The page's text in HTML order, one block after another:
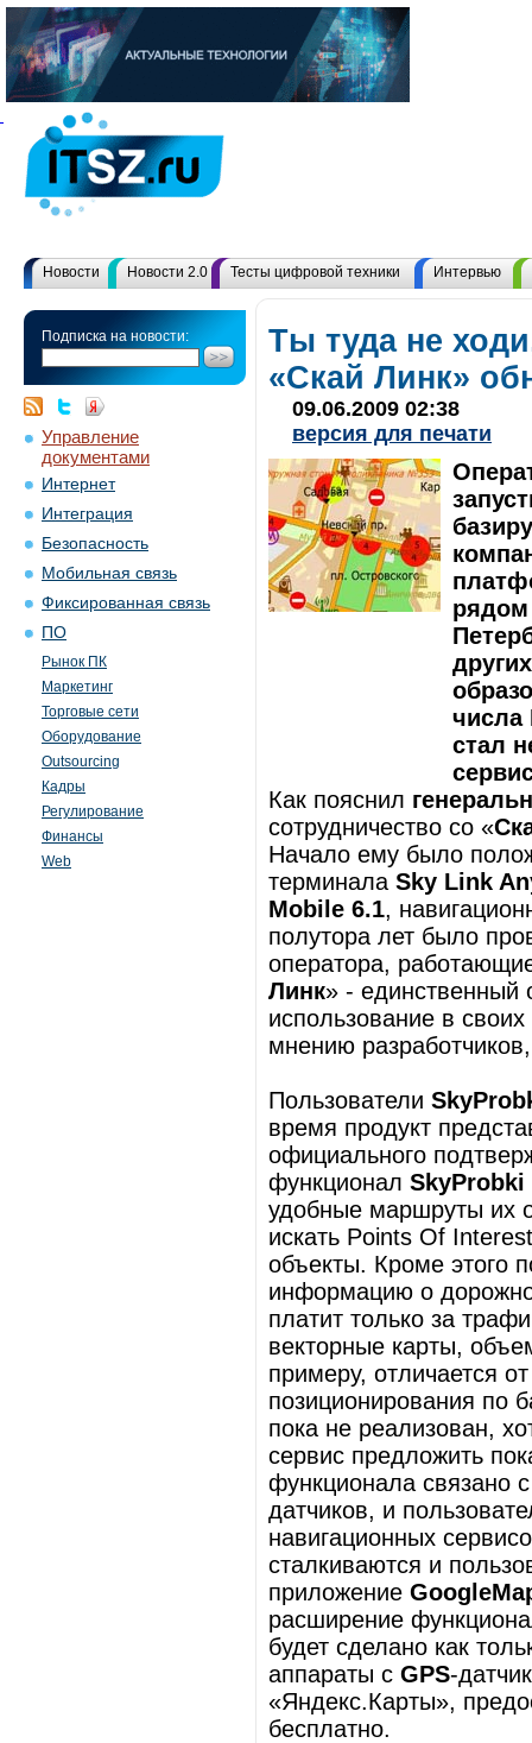
Новости Новости 2.0 Тесты цифровой техники Интервью
Подписка на новости:
Управление
документами
Интернет
Интеграция
Безопасность
Мобильная связь
Фиксированная связь
ПО
Рынок ПК
Маркетинг
Торговые сети
Оборудование
Outsourcing
Кадры
Регулирование
Финансы
Web
Ты туда не
«Скай Линк»
09.06.2009 02:38
версия для печати
рядом
числа
стал
Как пояснил
сотрудничество cо «
Начало ему было
терминала Sky Link
Mobile 6.1,
полутора лет было
оператора,
Линк» -
использование в
мнению
Пользователи
время продукт
официального
функционал SkyProbki
удобные маршруты их
искать Points Of
объекты. Кроме этого
информацию о
платит только за
векторные карты,
примеру, отличается
позиционирования по
пока не реализован,
сервис предложить
функционала связано
датчиков, и
навигационных
сталкиваются и
приложение
расширение
будет сделано как
аппараты с GPS-
«Яндекс.Карты»,
бесплатно.